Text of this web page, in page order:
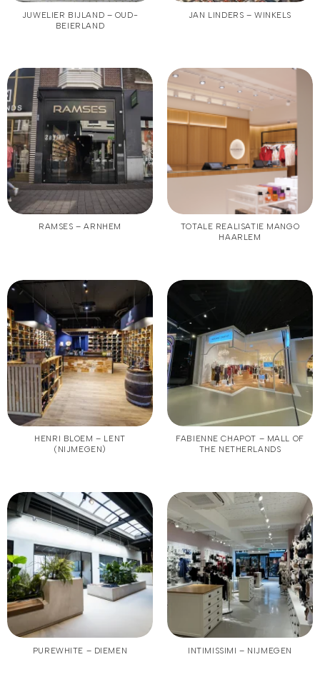
JUWELIER BIJLAND – OUD-
BEIERLAND
JAN LINDERS – WINKELS
RAMSES – ARNHEM
TOTALE REALISATIE MANGO
HAARLEM
HENRI BLOEM – LENT
(NIJMEGEN)
FABIENNE CHAPOT – MALL OF
THE NETHERLANDS
PUREWHITE – DIEMEN INTIMISSIMI – NIJMEGEN